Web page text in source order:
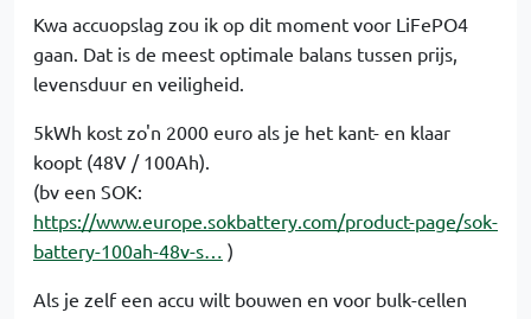
Kwa accuopslag zou ik op dit moment voor LiFePO4
gaan. Dat is de meest optimale balans tussen prijs,
levensduur en veiligheid.
5kWh kost zo'n 2000 euro als je het kant- en klaar
koopt (48V / 100Ah).
(bv een SOK:
https://www.europe.sokbattery.com/product-page/sok-
battery-100ah-48v-s… )
Als je zelf een accu wilt bouwen en voor bulk-cellen